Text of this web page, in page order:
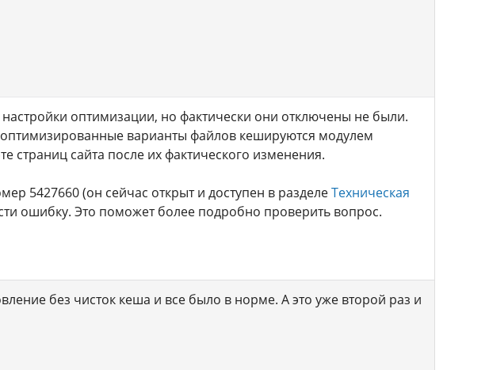
оптимизации, но фактически они отключены не были.
варианты файлов кешируются модулем
сайта после их фактического изменения.
5427660 (он сейчас открыт и доступен в разделеТехническая
ошибку. Это поможет более подробно проверить вопрос.
без чисток кеша и все было в норме. А это уже второй раз и